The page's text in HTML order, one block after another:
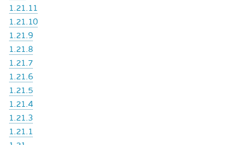
1.21.11
1.21.10
1.21.9
1.21.8
1.21.7
1.21.6
1.21.5
1.21.4
1.21.3
1.21.1